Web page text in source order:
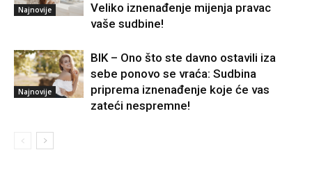
Najnovije
Veliko iznenađenje mijenja pravac
vaše sudbine!
Najnovije
BIK – Ono što ste davno ostavili iza
sebe ponovo se vraća: Sudbina
priprema iznenađenje koje će vas
zateći nespremne!